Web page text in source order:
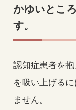
かゆいとこ
す。
認知症患者を
を吸い上げる
ません。